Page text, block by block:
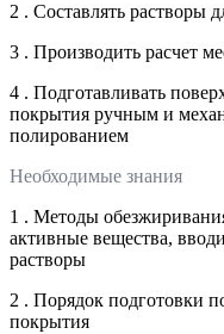
2 . Составлять растворы
3 . Производить расчет
4 . Подготавливать
покрытия ручным и
полированием
Необходимые знания
1 . Методы
активные вещества,
растворы
2 . Порядок подготовки
покрытия